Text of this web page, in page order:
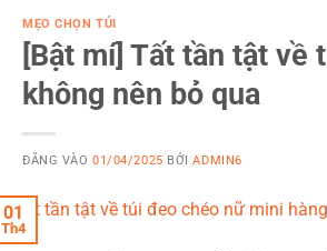
MẸO CHỌN TÚI
[Bật mí] Tất tần tật về
không nên bỏ qua
ĐĂNG VÀO01/04/2025 BỞIADMIN6
01
Th4